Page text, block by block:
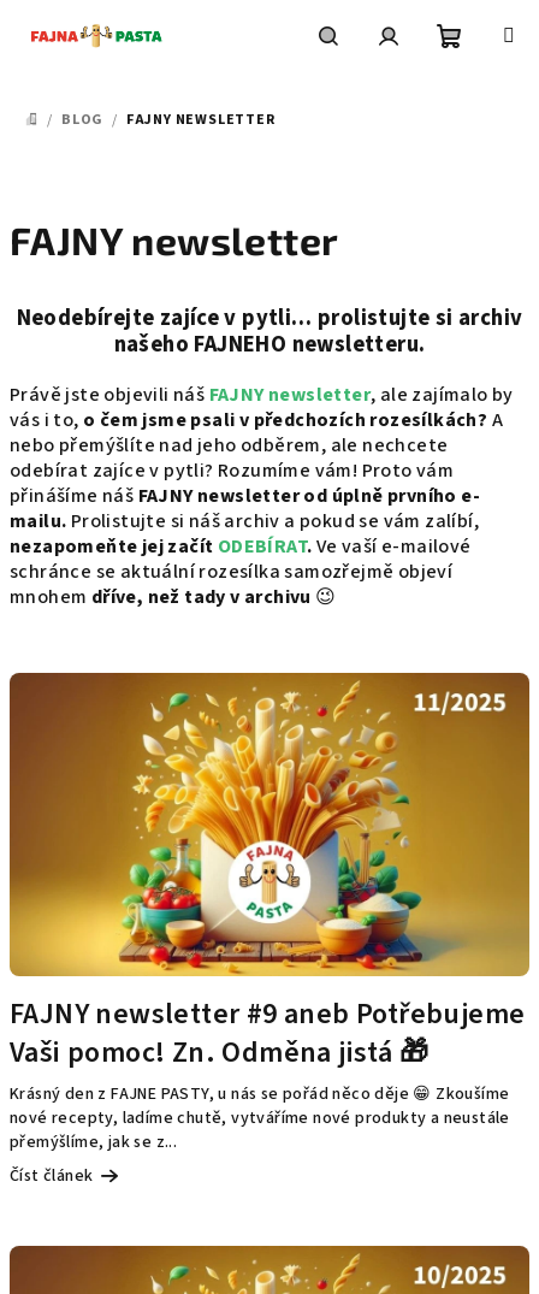
DOMŮ
/ BLOG / FAJNY NEWSLETTER
FAJNY newsletter
Neodebírejte zajíce v pytli… prolistujte si archiv
našeho FAJNEHO newsletteru.
Právě jste objevili náš FAJNY newsletter, ale zajímalo by
vás i to, o čem jsme psali v předchozích rozesílkách? A
nebo přemýšlíte nad jeho odběrem, ale nechcete
odebírat zajíce v pytli? Rozumíme vám! Proto vám
přinášíme náš FAJNY newsletter od úplně prvního e-
mailu. Prolistujte si náš archiv a pokud se vám zalíbí,
nezapomeňte jej začít ODEBÍRAT.Ve vaší e-mailové
schránce se aktuální rozesílka samozřejmě objeví
mnohem dříve, než tady v archivu 😉
ý
á
ů
FAJNY newsletter #9 aneb Potřebujeme
Vaši pomoc! Zn. Odměna jistá 🎁
Krásný den z FAJNE PASTY, u nás se pořád něco děje 😁 Zkoušíme
nové recepty, ladíme chutě, vytváříme nové produkty a neustále
přemýšlíme, jak se z...
Číst článek